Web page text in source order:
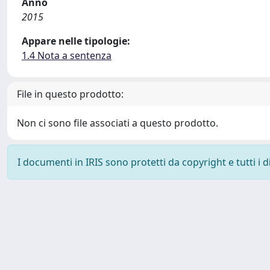
2015
Appare nelle tipologie:
1.4 Nota a sentenza
File in questo prodotto:
Non ci sono file associati a questo prodotto.
I documenti in IRIS sono protetti da copyright e tutti i